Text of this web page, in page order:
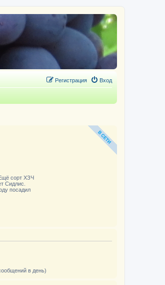
Вход
Регистрация
сорт ХЗЧ
Сидлис.
посадил
в день)